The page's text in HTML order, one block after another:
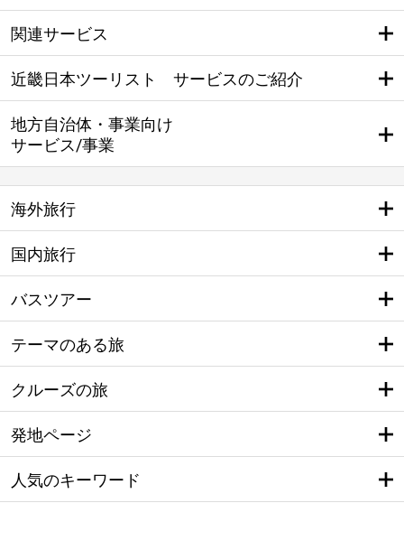
関連サービス
近畿日本ツーリスト サービスのご紹介
地方自治体・事業向け
サービス/事業
海外旅行
国内旅行
バスツアー
テーマのある旅
クルーズの旅
発地ページ
人気のキーワード